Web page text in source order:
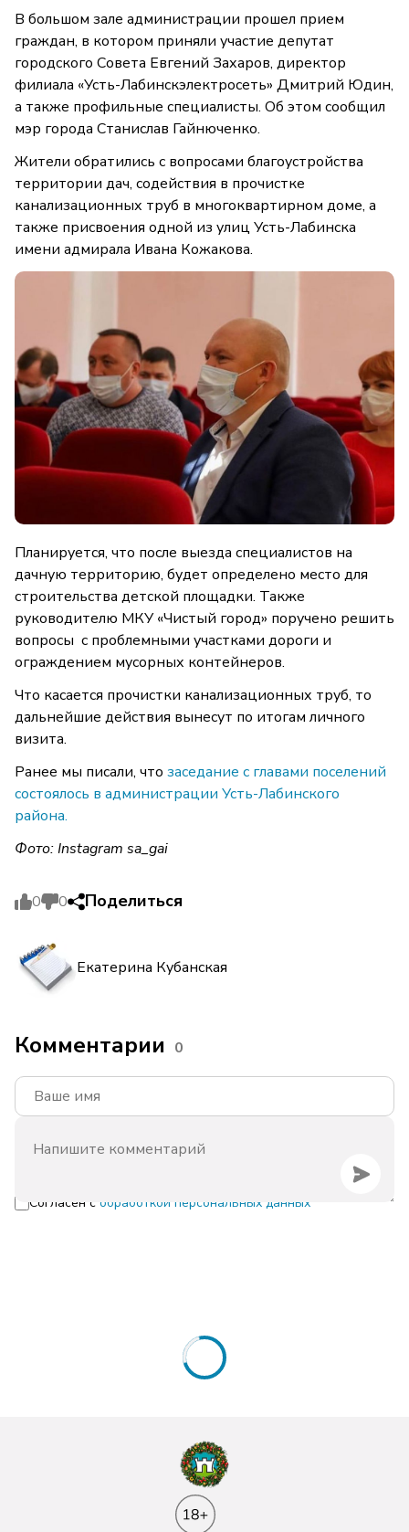
В большом зале администрации прошел прием
граждан, в котором приняли участие депутат
городского Совета Евгений Захаров, директор
филиала «Усть-Лабинскэлектросеть» Дмитрий Юдин,
а также профильные специалисты. Об этом сообщил
мэр города Станислав Гайнюченко.
Жители обратились с вопросами благоустройства
территории дач, содействия в прочистке
канализационных труб в многоквартирном доме, а
также присвоения одной из улиц Усть-Лабинска
имени адмирала Ивана Кожакова.
Планируется, что после выезда специалистов на
дачную территорию, будет определено место для
строительства детской площадки. Также
руководителю МКУ «Чистый город» поручено решить
вопросы с проблемными участками дороги и
ограждением мусорных контейнеров.
Что касается прочистки канализационных труб, то
дальнейшие действия вынесут по итогам личного
визита.
Ранее мы писали, что заседание с главами поселений
состоялось в администрации Усть-Лабинского
района.
Фото: Instagram sa_gai
0 0 Поделиться
Екатерина Кубанская
Комментарии 0
Согласен с обработкой персональных данных